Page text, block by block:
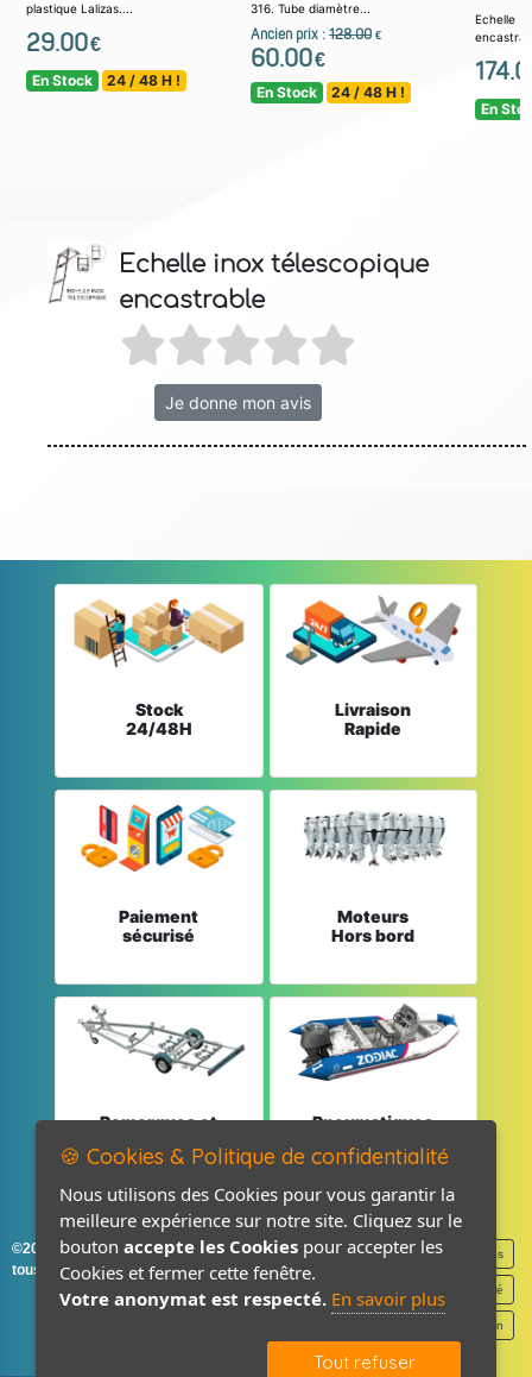
plastique Lalizas....
29.00€
En Stock 24 / 48 H !
316. Tube diamètre...
Ancien prix : 128.00 €
60.00€
En Stock 24 / 48 H !
En
Echelle inox télescopique
encastrable
Je donne mon avis
Stock
24/48H
Livraison
Rapide
Paiement
sécurisé
Moteurs
Hors bord
Remorques et
Pneumatiques
©2026-2027 France Accastillage
tous droits réservés
Mentions légales
Politique de confidentialité
Contact / Plan
🍪 Cookies & Politique de confidentialité
Nous utilisons des Cookies pour vous garantir la
meilleure expérience sur notre site. Cliquez sur le
bouton accepte les Cookies pour accepter les
Cookies et fermer cette fenêtre.
Votre anonymat est respecté. En savoir plus
Tout refuser